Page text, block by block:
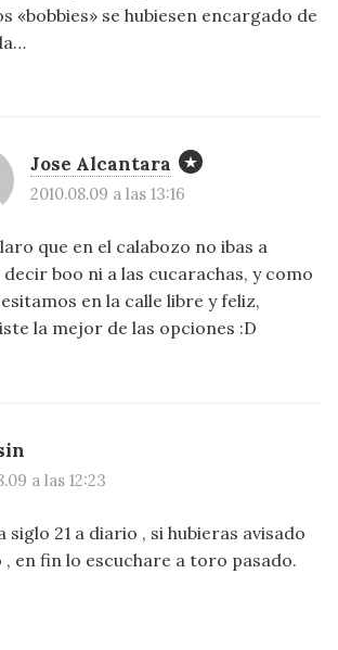
«bobbies» se hubiesen encargado de
Jose Alcantara
2010.08.09 a las 13:16
que en el calabozo no ibas a
boo ni a las cucarachas, y como
en la calle libre y feliz,
la mejor de las opciones :D
a las 12:23
siglo 21 a diario , si hubieras avisado
en fin lo escuchare a toro pasado.